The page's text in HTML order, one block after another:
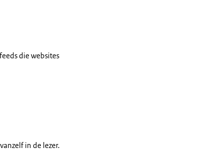
die websites
in de lezer.